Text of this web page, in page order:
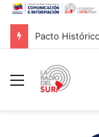
Menú